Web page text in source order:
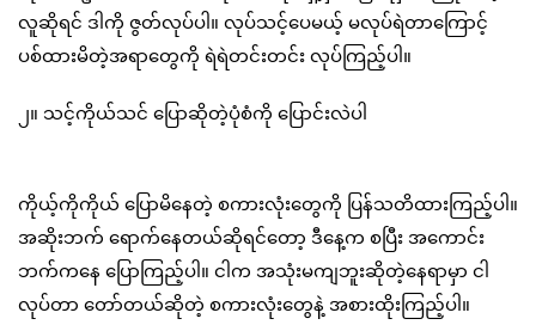
လူဆိုရင် ဒါကို ဇွတ်လုပ်ပါ။ လုပ်သင့်ပေမယ့် မလုပ်ရဲတာကြောင့်
ပစ်ထားမိတဲ့အရာတွေကို ရဲရဲတင်းတင်း လုပ်ကြည့်ပါ။
၂။ သင့်ကိုယ်သင် ပြောဆိုတဲ့ပုံစံကို ပြောင်းလဲပါ
ကိုယ့်ကိုကိုယ် ပြောမိနေတဲ့ စကားလုံးတွေကို ပြန်သတိထားကြည့်ပါ။
အဆိုးဘက် ရောက်နေတယ်ဆိုရင်တော့ ဒီနေ့က စပြီး အကောင်း
ဘက်ကနေ ပြောကြည့်ပါ။ ငါက အသုံးမကျဘူးဆိုတဲ့နေရာမှာ ငါ
လုပ်တာ တော်တယ်ဆိုတဲ့ စကားလုံးတွေနဲ့ အစားထိုးကြည့်ပါ။